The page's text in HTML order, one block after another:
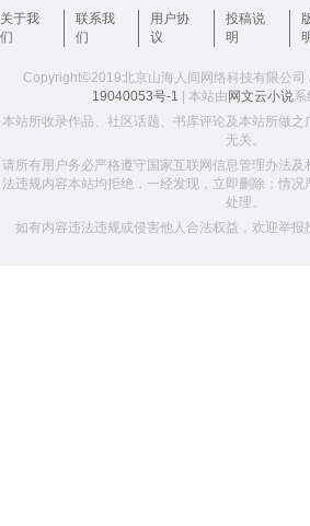
关于我
们
联系我
们
用户协
议
投稿说
明
Copyright©2019北京山海人间网络科技有限公司
19040053号-1 | 本站由网文云小说系
本站所收录作品、社区话题、书库评论及本站所做
无关。
请所有用户务必严格遵守国家互联网信息管理办法
法违规内容本站均拒绝，一经发现，立即删除；情
处理。
如有内容违法违规或侵害他人合法权益，欢迎举报